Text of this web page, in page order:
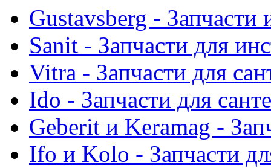
Gustavsberg - Запчасти
Sanit - Запчасти для
Vitra - Запчасти для
Ido - Запчасти для
Geberit и Keramag -
Ifo и Kolo - Запчасти